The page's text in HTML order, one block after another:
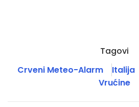
Tagovi
Crveni Meteo-Alarm
Italija
Vrućine